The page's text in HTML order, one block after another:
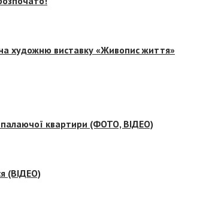
художню виставку «Живопис життя»
квартири (ФОТО, ВІДЕО)
(ВІДЕО)